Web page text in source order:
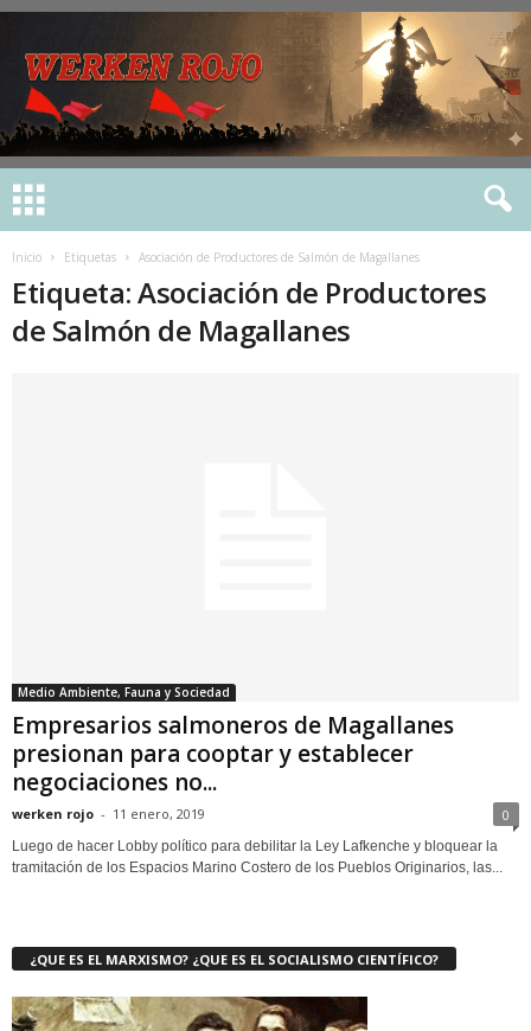
Inicio Etiquetas Asociación de Productores de Salmón de Magallanes
Etiqueta: Asociación de Productores
de Salmón de Magallanes
Medio Ambiente, Fauna y Sociedad
Empresarios salmoneros de Magallanes
presionan para cooptar y establecer
negociaciones no...
werken rojo - 11 enero, 2019 0
Luego de hacer Lobby político para debilitar la Ley Lafkenche y bloquear la
tramitación de los Espacios Marino Costero de los Pueblos Originarios, las...
¿QUE ES EL MARXISMO? ¿QUE ES EL SOCIALISMO CIENTÍFICO?